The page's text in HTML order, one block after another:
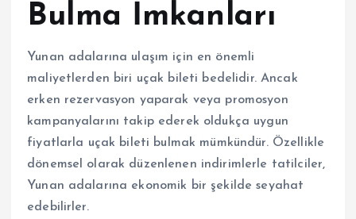
Bulma İmkanları
Yunan adalarına ulaşım için en önemli
maliyetlerden biri uçak bileti bedelidir. Ancak
erken rezervasyon yaparak veya promosyon
kampanyalarını takip ederek oldukça uygun
fiyatlarla uçak bileti bulmak mümkündür. Özellikle
dönemsel olarak düzenlenen indirimlerle tatilciler,
Yunan adalarına ekonomik bir şekilde seyahat
edebilirler.